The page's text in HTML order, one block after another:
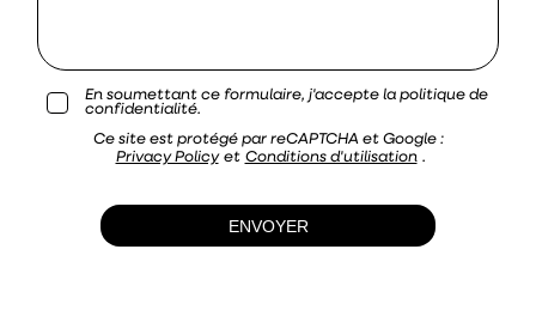
En soumettant ce formulaire, j'accepte la politique de
confidentialité.
Ce site est protégé par reCAPTCHA et Google :
Privacy Policy et Conditions d'utilisation .